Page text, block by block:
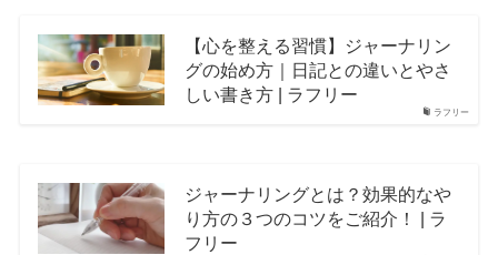
ラフリー
【心を整える習慣】ジャーナリン
グの始め方｜日記との違いとやさ
しい書き方 | ラフリー
ジャーナリングとは？効果的なや
り方の３つのコツをご紹介！ | ラ
フリー